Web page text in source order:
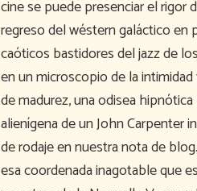
cine se puede presenciar el
regreso del wéstern galáctico en
caóticos bastidores del jazz de
en un microscopio de la
de madurez, una odisea
alienígena de un John Carpenter
de rodaje en nuestra nota de
esa coordenada inagotable que